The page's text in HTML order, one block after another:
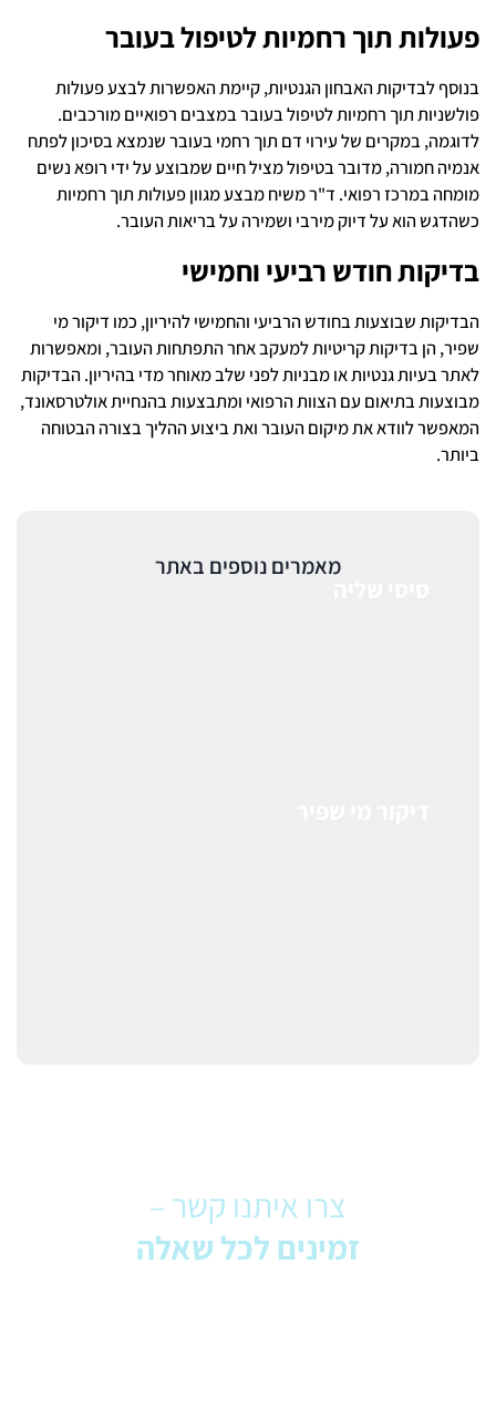
פעולות תוך רחמיות לטיפול בעובר
בנוסף לבדיקות האבחון הגנטיות, קיימת האפשרות לבצע פעולות
פולשניות תוך רחמיות לטיפול בעובר במצבים רפואיים מורכבים.
לדוגמה, במקרים של עירוי דם תוך רחמי בעובר שנמצא בסיכון לפתח
אנמיה חמורה, מדובר בטיפול מציל חיים שמבוצע על ידי רופא נשים
מומחה במרכז רפואי. ד"ר משיח מבצע מגוון פעולות תוך רחמיות
כשהדגש הוא על דיוק מירבי ושמירה על בריאות העובר.
בדיקות חודש רביעי וחמישי
הבדיקות שבוצעות בחודש הרביעי והחמישי להיריון, כמו דיקור מי
שפיר, הן בדיקות קריטיות למעקב אחר התפתחות העובר, ומאפשרות
לאתר בעיות גנטיות או מבניות לפני שלב מאוחר מדי בהיריון. הבדיקות
מבוצעות בתיאום עם הצוות הרפואי ומתבצעות בהנחיית אולטרסאונד,
המאפשר לוודא את מיקום העובר ואת ביצוע ההליך בצורה הבטוחה
ביותר.
מאמרים נוספים באתר
צרו איתנו קשר –
זמינים לכל שאלה